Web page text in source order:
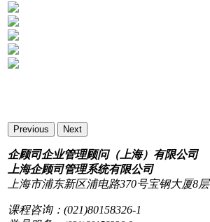
Previous Next
企顾司企业管理顾问（上海）有限公司
上海企顾司管理系统有限公司
上海市浦东新区浦电路370号宝钢大厦8层
课程咨询：(021)80158326-1